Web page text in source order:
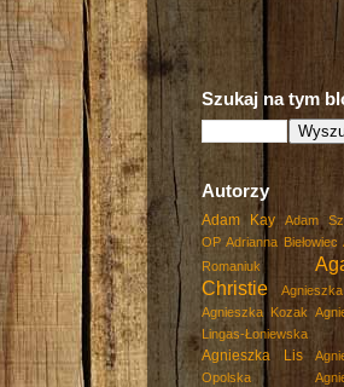
Szukaj na tym
Autorzy
Adam Kay
Adam
OP Adrianna Biełowiec
Romaniuk
Christie
Agnieszka Kozak
Lingas-Łoniewska
Agnieszka Lis
Opolska